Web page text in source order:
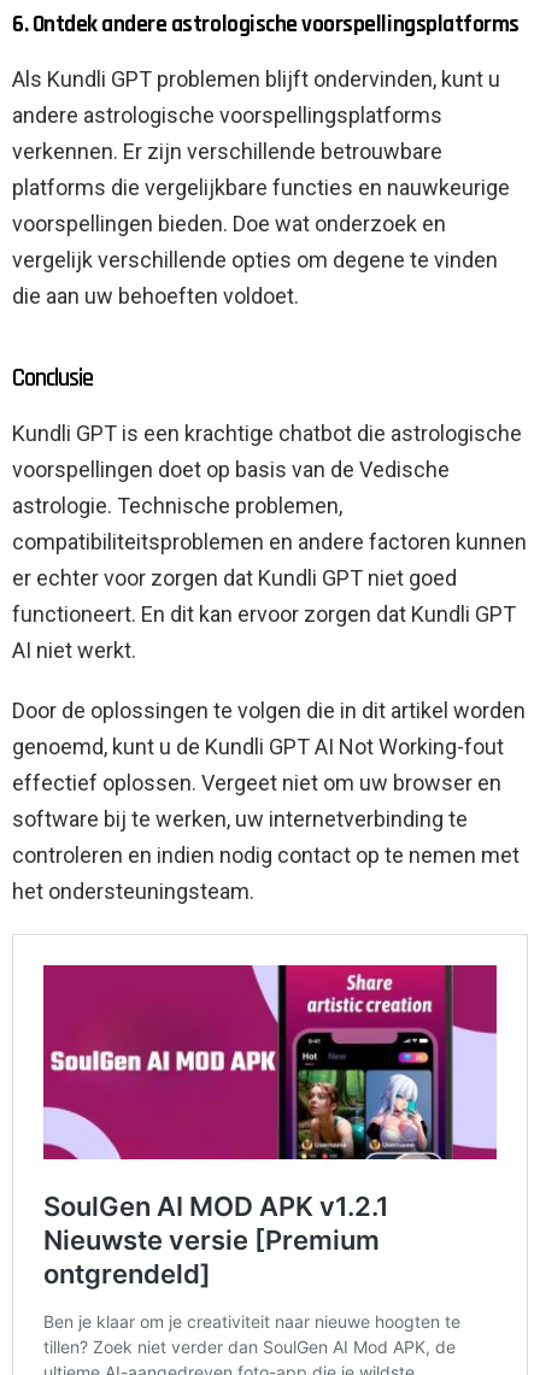
6. Ontdek andere astrologische voorspellingsplatforms
Als Kundli GPT problemen blijft ondervinden, kunt u
andere astrologische voorspellingsplatforms
verkennen. Er zijn verschillende betrouwbare
platforms die vergelijkbare functies en nauwkeurige
voorspellingen bieden. Doe wat onderzoek en
vergelijk verschillende opties om degene te vinden
die aan uw behoeften voldoet.
Conclusie
Kundli GPT is een krachtige chatbot die astrologische
voorspellingen doet op basis van de Vedische
astrologie. Technische problemen,
compatibiliteitsproblemen en andere factoren kunnen
er echter voor zorgen dat Kundli GPT niet goed
functioneert. En dit kan ervoor zorgen dat Kundli GPT
AI niet werkt.
Door de oplossingen te volgen die in dit artikel worden
genoemd, kunt u de Kundli GPT AI Not Working-fout
effectief oplossen. Vergeet niet om uw browser en
software bij te werken, uw internetverbinding te
controleren en indien nodig contact op te nemen met
het ondersteuningsteam.